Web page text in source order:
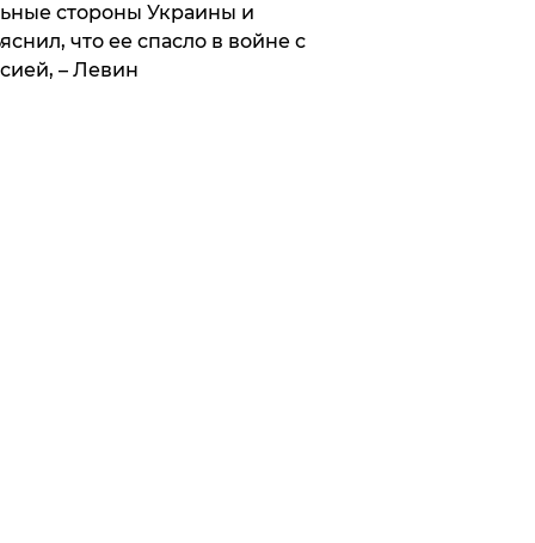
стороны Украины и
что ее спасло в войне с
– Левин